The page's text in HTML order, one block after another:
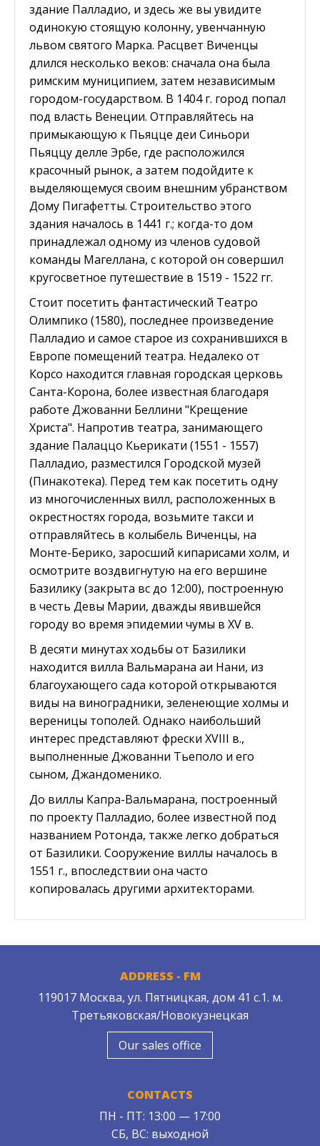
здание Палладио, и здесь же вы увидите
одинокую стоящую колонну, увенчанную
львом святого Марка. Расцвет Виченцы
длился несколько веков: сначала она была
римским муниципием, затем независимым
городом-государством. В 1404 г. город попал
под власть Венеции. Отправляйтесь на
примыкающую к Пьяцце деи Синьори
Пьяццу делле Эрбе, где расположился
красочный рынок, а затем подойдите к
выделяющемуся своим внешним убранством
Дому Пигафетты. Строительство этого
здания началось в 1441 г.; когда-то дом
принадлежал одному из членов судовой
команды Магеллана, с которой он совершил
кругосветное путешествие в 1519 - 1522 гг.
Стоит посетить фантастический Театро
Олимпико (1580), последнее произведение
Палладио и самое старое из сохранившихся в
Европе помещений театра. Недалеко от
Корсо находится главная городская церковь
Санта-Корона, более известная благодаря
работе Джованни Беллини "Крещение
Христа". Напротив театра, занимающего
здание Палаццо Кьерикати (1551 - 1557)
Палладио, разместился Городской музей
(Пинакотека). Перед тем как посетить одну
из многочисленных вилл, расположенных в
окрестностях города, возьмите такси и
отправляйтесь в колыбель Виченцы, на
Монте-Берико, заросший кипарисами холм, и
осмотрите воздвигнутую на его вершине
Базилику (закрыта вс до 12:00), построенную
в честь Девы Марии, дважды явившейся
городу во время эпидемии чумы в XV в.
В десяти минутах ходьбы от Базилики
находится вилла Вальмарана аи Нани, из
благоухающего сада которой открываются
виды на виноградники, зеленеющие холмы и
вереницы тополей. Однако наибольший
интерес представляют фрески XVIII в.,
выполненные Джованни Тьеполо и его
сыном, Джандоменико.
До виллы Капра-Вальмарана, построенный
по проекту Палладио, более известной под
названием Ротонда, также легко добраться
от Базилики. Сооружение виллы началось в
1551 г., впоследствии она часто
копировалась другими архитекторами.
ADDRESS - FM
119017 Москва, ул. Пятницкая, дом 41 с.1. м.
Третьяковская/Новокузнецкая
Our sales office
CONTACTS
ПН - ПТ: 13:00 — 17:00
СБ, ВС: выходной